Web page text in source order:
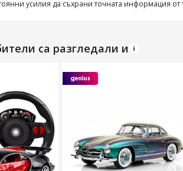
усилия да съхрани точната информация
са разгледали и